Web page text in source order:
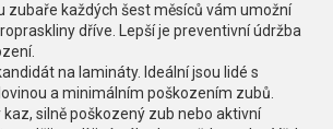
zubaře každých šest měsíců vám umožní
dříve. Lepší je preventivní údržba
na lamináty. Ideální jsou lidé s
a minimálním poškozením zubů.
silně poškozený zub nebo aktivní